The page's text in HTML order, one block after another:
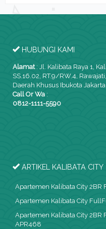
HUBUNGI KAMI
Alamat: Jl. Kalibata Raya 1,
SS.16.02, RT.9/RW.4,
Daerah Khusus Ibukota
Call Or Wa :
0812-1111-5590
ARTIKEL KALIBATA CITY
Apartemen Kalibata City 2BR
Apartemen Kalibata City
Apartemen Kalibata City 2BR
APR468